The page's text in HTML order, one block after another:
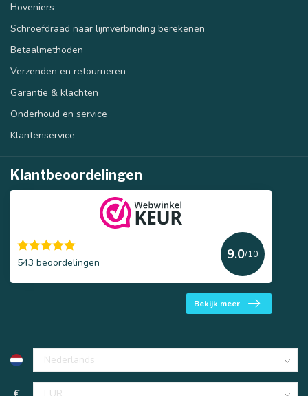
Hoveniers
Schroefdraad naar lijmverbinding berekenen
Betaalmethoden
Verzenden en retourneren
Garantie & klachten
Onderhoud en service
Klantenservice
Klantbeoordelingen
543 beoordelingen
9.0/10
Bekijk meer